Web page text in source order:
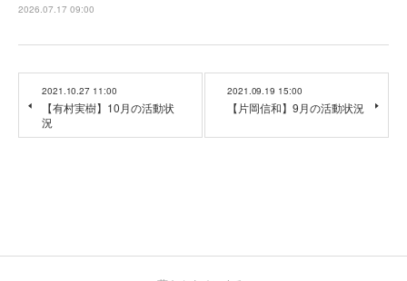
2026.07.17 09:00
2021.10.27 11:00
【有村実樹】10月の活動状
況
2021.09.19 15:00
【片岡信和】9月の活動状況